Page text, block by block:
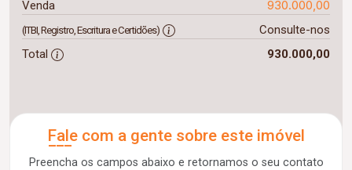
Venda 930.000,00
(ITBI, Registro, Escritura e Certidões)
Consulte-nos
Total
930.000,00
Fale com a gente sobre este imóvel
Preencha os campos abaixo e retornamos o seu contato